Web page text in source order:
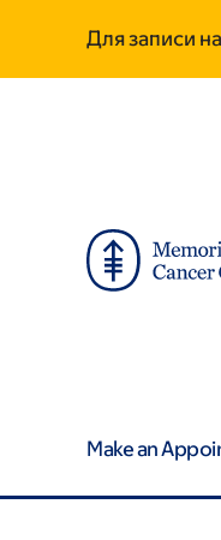
main
footer
Для записи
Make an